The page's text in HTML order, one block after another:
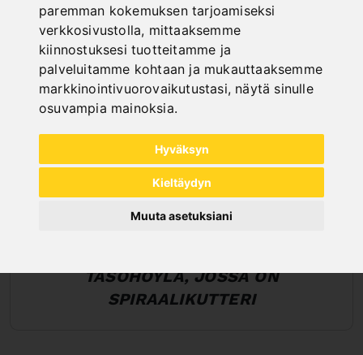
paremman kokemuksen tarjoamiseksi
verkkosivustolla, mittaaksemme
kiinnostuksesi tuotteitamme ja
palveluitamme kohtaan ja mukauttaaksemme
markkinointivuorovaikutustasi, näytä sinulle
osuvampia mainoksia.
Hyväksyn
Kieltäydyn
Muuta asetuksiani
TASOHÖYLÄ, JOSSA ON
SPIRAALIKUTTERI